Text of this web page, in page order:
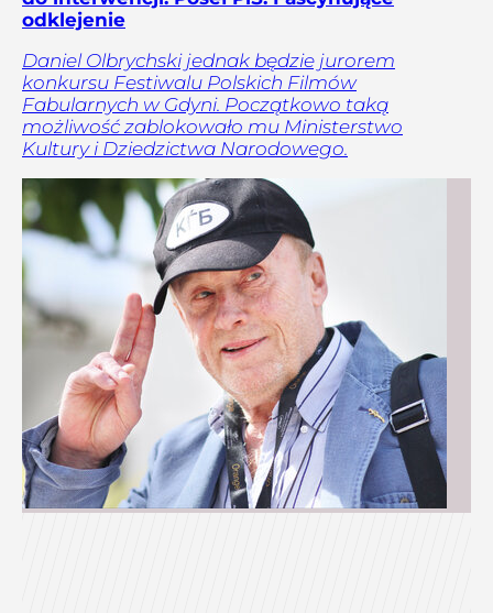
odklejenie
Daniel Olbrychski jednak będzie jurorem
konkursu Festiwalu Polskich Filmów
Fabularnych w Gdyni. Początkowo taką
możliwość zablokowało mu Ministerstwo
Kultury i Dziedzictwa Narodowego.